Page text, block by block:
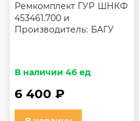
Ремкомплект ГУР ШНКФ
453461.700 и
модификаций
Производитель: БАГУ
В наличии 46 ед
6 400 ₽